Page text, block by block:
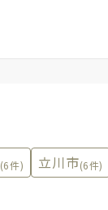
(6件) 立川市(6件)